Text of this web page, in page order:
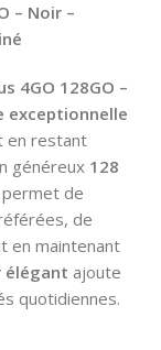
– Noir –
4GO 128GO –
exceptionnelle
en restant
généreux 128
de
de
en maintenant
élégant ajoute
quotidiennes.